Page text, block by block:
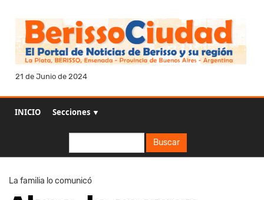
21 de Junio de 2024
INICIO Secciones ▼
Buscar
La familia lo comunicó